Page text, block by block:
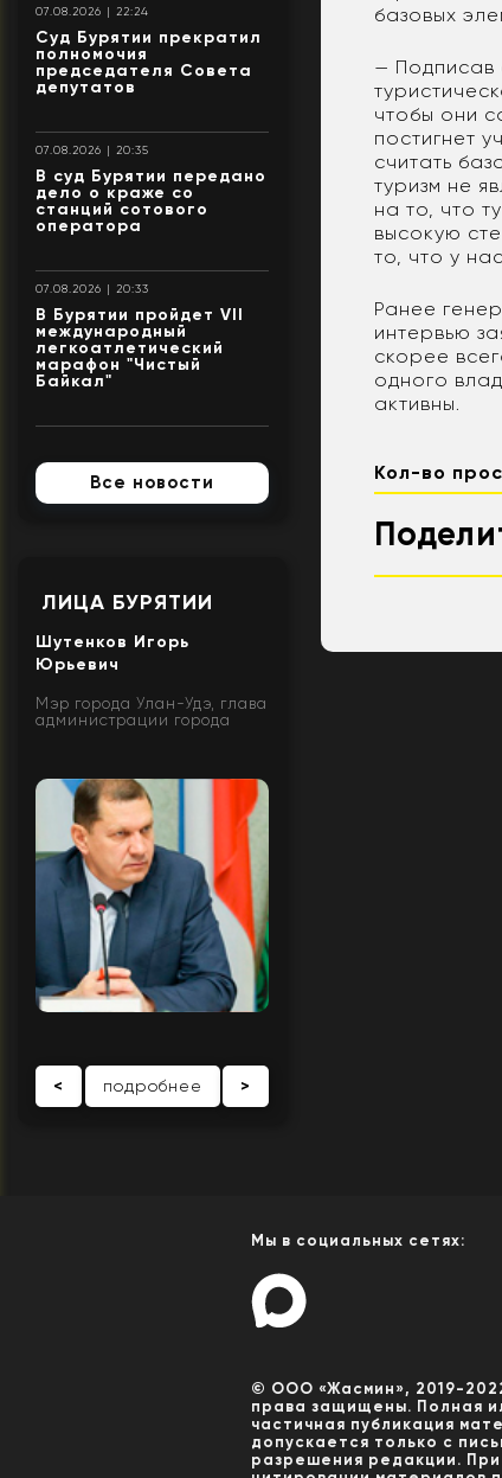
07.08.2026 | 22:24
Суд Бурятии прекратил
полномочия
председателя Совета
депутатов
07.08.2026 | 20:35
В суд Бурятии передано
дело о краже со
станций сотового
оператора
07.08.2026 | 20:33
В Бурятии пройдет VII
международный
легкоатлетический
марафон "Чистый
Байкал"
Все новости
ЛИЦА БУРЯТИИ
Шутенков Игорь
Юрьевич
Мэр города Улан-Удэ, глава
администрации города
< подробнее >
базовых
— Подписав
чтобы они
постигнет
считать
туризм не
на то, что
высокую
то, что у
Ранее
интервью
скорее
одного
активны.
Кол-во
Мы в социальных сетях:
© ООО «Жасмин», 2019-
права защищены. Полная
частичная публикация
допускается только с
разрешения редакции. При